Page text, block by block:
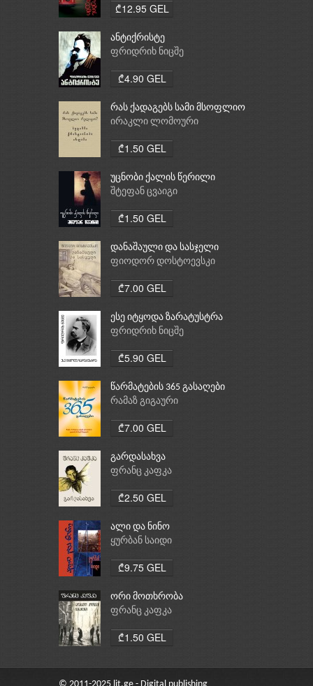
₾12.95 GEL
ანტიქრისტე
ფრიდრიხ ნიცშე
₾4.90 GEL
რას ქადაგებს სამი მსოფლიო
რელიგია: ბუდიზმი,
ირაკლი ლომოური
₾1.50 GEL
უცნობი ქალის წერილი
შტეფან ცვაიგი
₾1.50 GEL
დანაშაული და სასჯელი
ფიოდორ დოსტოევსკი
₾7.00 GEL
ესე იტყოდა ზარატუსტრა
ფრიდრიხ ნიცშე
₾5.90 GEL
წარმატების 365 გასაღები
რამაზ გიგაური
₾7.00 GEL
გარდასახვა
ფრანც კაფკა
₾2.50 GEL
ალი და ნინო
ყურბან საიდი
₾9.75 GEL
ორი მოთხრობა
ფრანც კაფკა
₾1.50 GEL